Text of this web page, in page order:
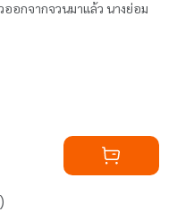
อกจากจวนมาแล้ว นางย่อม